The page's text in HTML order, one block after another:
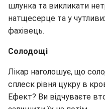
шлунка та викликати
натщесерце та у
фахівець.
Солодощі
Лікар наголошує, що
сплеск рівня цукру в
Ефект? Ви відчуваєте